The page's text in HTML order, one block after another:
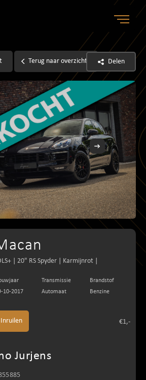
Home
Aanbod
Diensten
Over ons
Contact
Verkocht
Terug naar overzicht Delen
| 20" RS Spyder | Karmijnrot |
10-2017
Transmissie
Automaat
Brandstof
Benzine
Inruilen €1,-
Jurjens